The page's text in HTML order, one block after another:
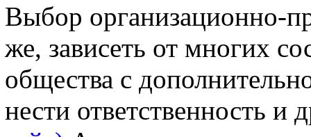
Выбор организационно-
же, зависеть от многих
общества с
нести ответственность